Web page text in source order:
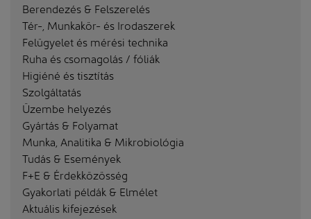
Berendezés & Felszerelés
Tér-, Munkakör- és Irodaszerek
Felügyelet és mérési technika
Ruha és csomagolás / fóliák
Higiéné és tisztítás
Szolgáltatás
Üzembe helyezés
Gyártás & Folyamat
Munka, Analitika & Mikrobiológia
Tudás & Események
F+E & Érdekközösség
Gyakorlati példák & Elmélet
Aktuális kifejezések